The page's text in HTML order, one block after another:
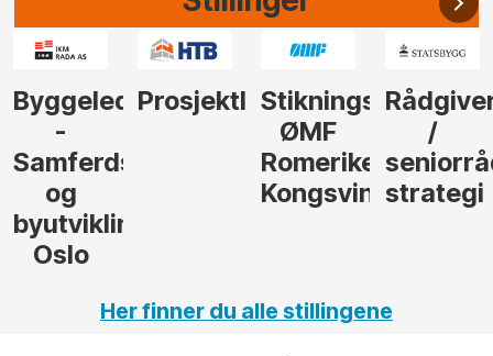
ProsjektlederStikningsingeniør
Kongsvinger
Rådgiver
/
seniorrådgiver
strategi
til
i Gulen
Her finner du alle stillingene